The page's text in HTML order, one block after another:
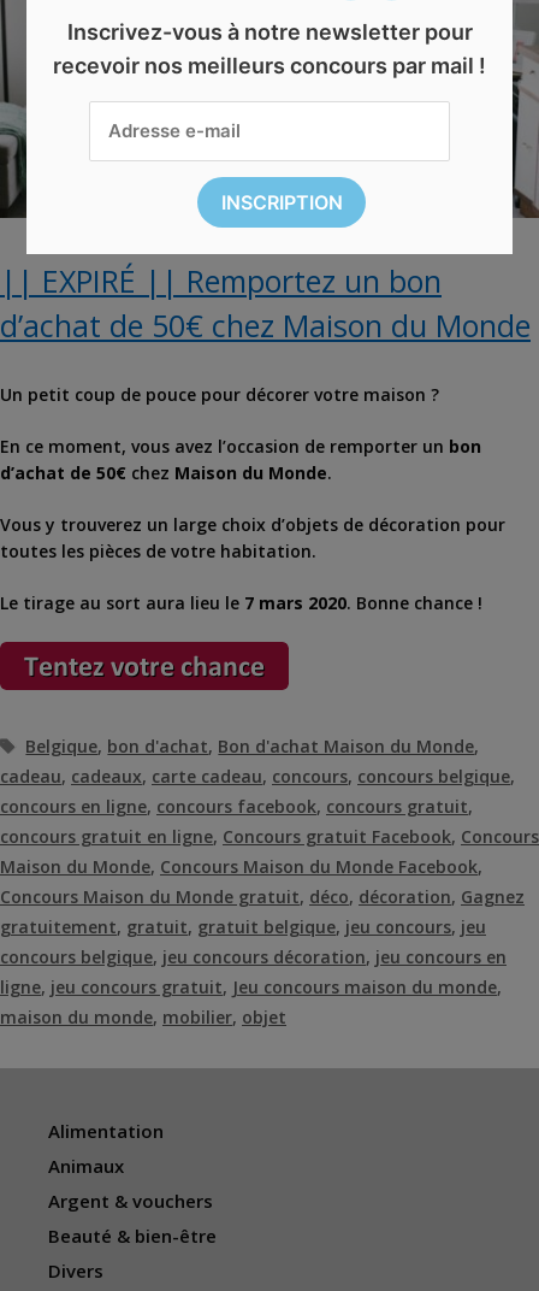
|| EXPIRÉ || Remportez un bon
d’achat de 50€ chez Maison du Monde
Un petit coup de pouce pour décorer votre maison ?
En ce moment, vous avez l’occasion de remporter un bon
d’achat de 50€ chez Maison du Monde.
Vous y trouverez un large choix d’objets de décoration pour
toutes les pièces de votre habitation.
Le tirage au sort aura lieu le 7 mars 2020. Bonne chance !
Étiquettes
Belgique, bon d'achat, Bon d'achat Maison du Monde,
cadeau, cadeaux, carte cadeau, concours, concours belgique,
concours en ligne, concours facebook, concours gratuit,
concours gratuit en ligne, Concours gratuit Facebook, Concours
Maison du Monde, Concours Maison du Monde Facebook,
Concours Maison du Monde gratuit, déco, décoration, Gagnez
gratuitement, gratuit, gratuit belgique, jeu concours, jeu
concours belgique, jeu concours décoration, jeu concours en
ligne, jeu concours gratuit, Jeu concours maison du monde,
maison du monde, mobilier, objet
Alimentation
Animaux
Argent & vouchers
Beauté & bien-être
Divers
Inscrivez-vous à notre newsletter pour
recevoir nos meilleurs concours par mail !